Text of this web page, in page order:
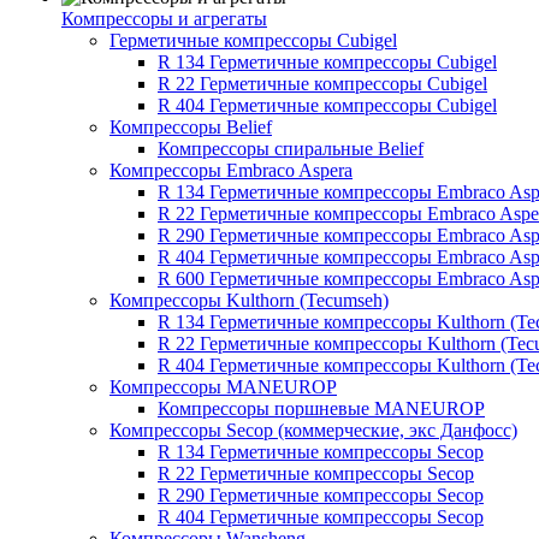
Компрессоры и агрегаты
Герметичные компрессоры Cubigel
R 134 Герметичные компрессоры Cubigel
R 22 Герметичные компрессоры Cubigel
R 404 Герметичные компрессоры Cubigel
Компрессоры Belief
Компрессоры спиральные Belief
Компрессоры Embraco Aspera
R 134 Герметичные компрессоры Embraco
R 22 Герметичные компрессоры Embraco
R 290 Герметичные компрессоры Embraco
R 404 Герметичные компрессоры Embraco
R 600 Герметичные компрессоры Embraco
Компрессоры Kulthorn (Tecumseh)
R 134 Герметичные компрессоры Kulthorn
R 22 Герметичные компрессоры Kulthorn
R 404 Герметичные компрессоры Kulthorn
Компрессоры MANEUROP
Компрессоры поршневые MANEUROP
Компрессоры Secop (коммерческие, экс Данфосс)
R 134 Герметичные компрессоры Secop
R 22 Герметичные компрессоры Secop
R 290 Герметичные компрессоры Secop
R 404 Герметичные компрессоры Secop